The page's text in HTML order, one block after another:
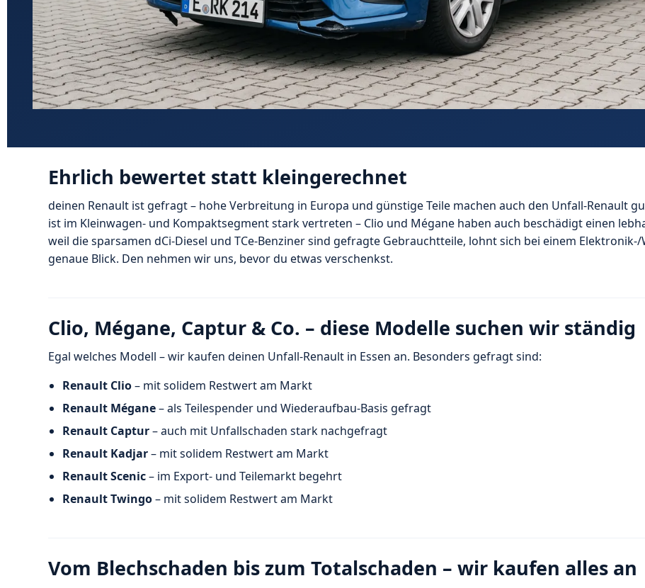
Ehrlich bewertet statt kleingerechnet
deinen Renault ist gefragt – hohe Verbreitung in Europa und günstige Teile machen auch den Unfall-Renault
ist im Kleinwagen- und Kompaktsegment stark vertreten – Clio und Mégane haben auch beschädigt einen
weil die sparsamen dCi-Diesel und TCe-Benziner sind gefragte Gebrauchtteile, lohnt sich bei einem
genaue Blick. Den nehmen wir uns, bevor du etwas verschenkst.
Clio, Mégane, Captur & Co. – diese Modelle suchen wir ständig
Egal welches Modell – wir kaufen deinen Unfall-Renault in Essen an. Besonders gefragt sind:
Renault Clio– mit solidem Restwert am Markt
Renault Mégane– als Teilespender und Wiederaufbau-Basis gefragt
Renault Captur– auch mit Unfallschaden stark nachgefragt
Renault Kadjar– mit solidem Restwert am Markt
Renault Scenic– im Export- und Teilemarkt begehrt
Renault Twingo– mit solidem Restwert am Markt
Vom Blechschaden bis zum Totalschaden – wir kaufen alles an